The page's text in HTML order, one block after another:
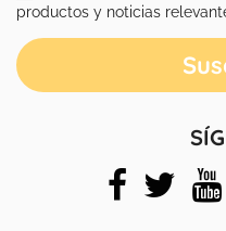
productos y noticias